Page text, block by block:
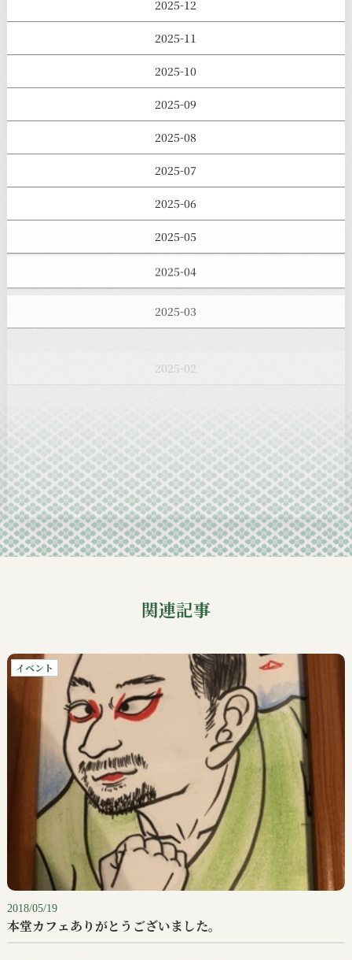
2025-12
2025-11
2025-10
2025-09
2025-08
2025-07
2025-06
2025-05
2025-04
2025-01
2024-11
2024-10
2024-09
関連記事
イベント
2018/05/19
本堂カフェありがとうございました。